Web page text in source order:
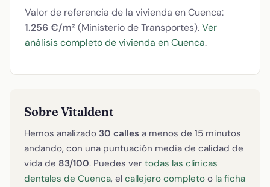
Valor de referencia de la vivienda en Cuenca:
1.256 €/m² (Ministerio de Transportes).Ver
análisis completo de vivienda en Cuenca.
Sobre Vitaldent
Hemos analizado 30 calles a menos de 15 minutos
andando, con una puntuación media de calidad de
vida de 83/100. Puedes ver todas las clínicas
dentales de Cuenca, el callejero completo o la ficha